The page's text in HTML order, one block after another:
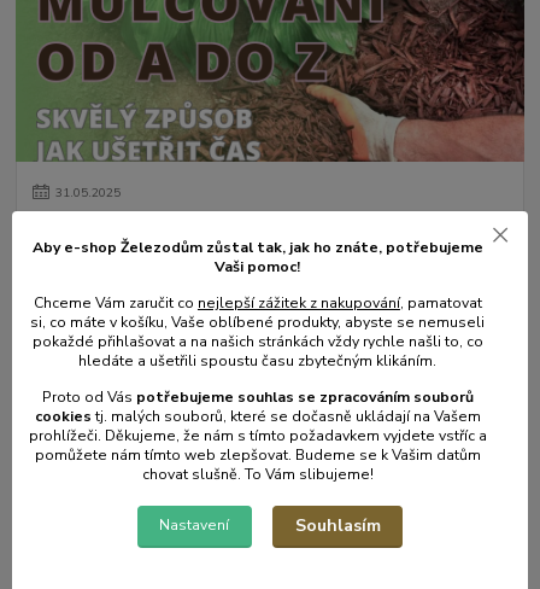
31.05.2025
číst celé
Zahradní postřikovače - skvělý pomocník na zahradu.
Aby e-shop Železodům zůstal tak, jak ho znáte, potřebujeme
Vaši pomoc!
Chceme Vám zaručit co nejlepší zážitek z nakupování, pamatovat
si, co máte v košíku, Vaše oblíbené produkty, abyste se nemuseli
pokaždé přihlašovat a na našich stránkách vždy rychle našli to, co
hledáte a ušetřili spoustu času zbytečným klikáním.
Proto od Vás potřebujeme souhlas se zpracováním souborů
cookiestj. malých souborů, které se dočasně ukládají na Vašem
prohlížeči. Děkujeme, že nám s tímto požadavkem vyjdete vstříc a
pomůžete nám tímto web zlepšovat. Budeme se k Vašim datům
chovat slušně. To Vám slibujeme!
Nastavení Souhlasím